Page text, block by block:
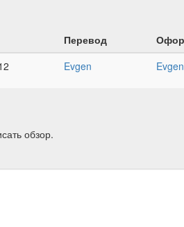
Перевод
Evgen Evgen
обзор.